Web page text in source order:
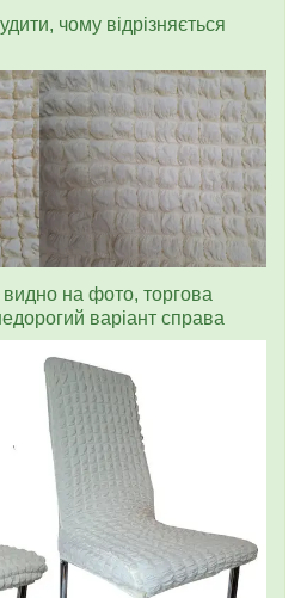
чому відрізняється
на фото, торгова
варіант справа